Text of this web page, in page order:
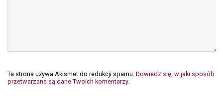
Ta strona używa Akismet do redukcji spamu. Dowiedz się, w jaki sposób
przetwarzane są dane Twoich komentarzy.